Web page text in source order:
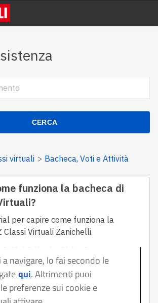
CERCA
virtuali Bacheca, Voti e Attività
funziona la bacheca di
per capire come funziona la
Classi Virtuali Zanichelli.